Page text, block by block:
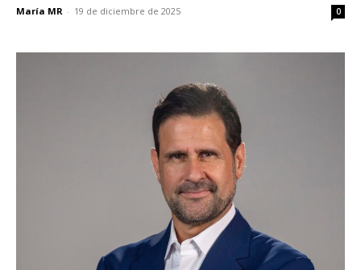
María MR - 19 de diciembre de 2025 0